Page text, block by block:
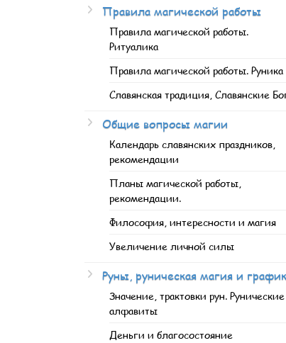
Правила магической работы
Правила магической работы.
Ритуалика
Правила магической работы. Руника
Славянская традиция, Славянские
Общие вопросы магии
Календарь славянских праздников,
рекомендации
Планы магической работы,
рекомендации.
Философия, интересности и магия
Увеличение личной силы
Руны, руническая магия и
Значение, трактовки рун. Рунические
алфавиты
Деньги и благосостояние